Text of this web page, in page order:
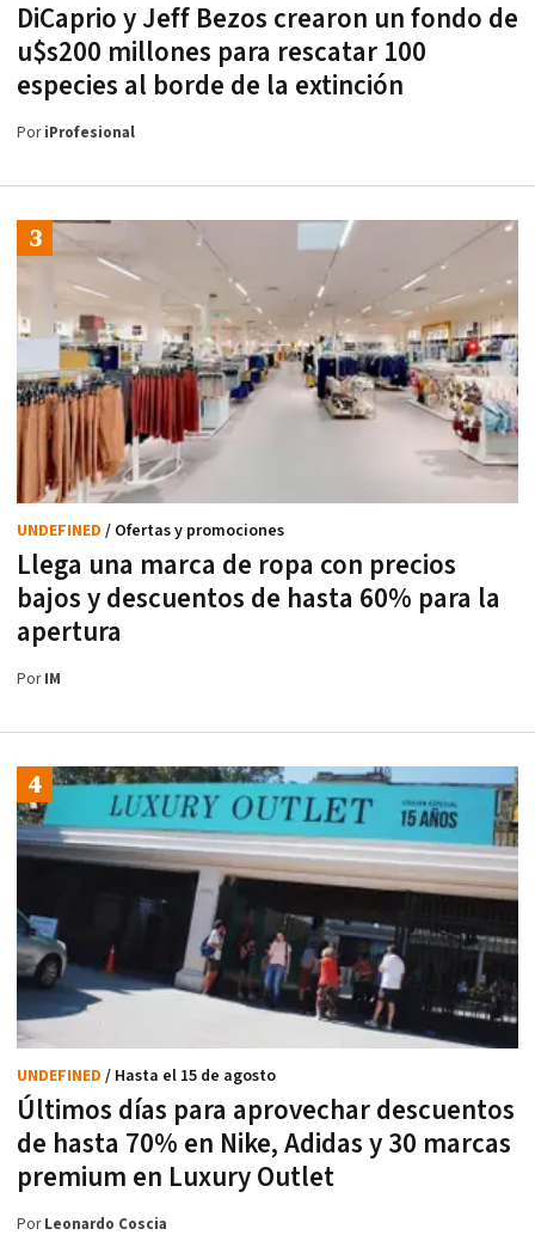
DiCaprio y Jeff Bezos crearon un fondo de
u$s200 millones para rescatar 100
especies al borde de la extinción
PoriProfesional
Llega una marca de ropa con precios
bajos y descuentos de hasta 60% para la
apertura
UNDEFINED / Ofertas y promociones
PorIM
Últimos días para aprovechar descuentos
de hasta 70% en Nike, Adidas y 30 marcas
premium en Luxury Outlet
UNDEFINED / Hasta el 15 de agosto
PorLeonardo Coscia